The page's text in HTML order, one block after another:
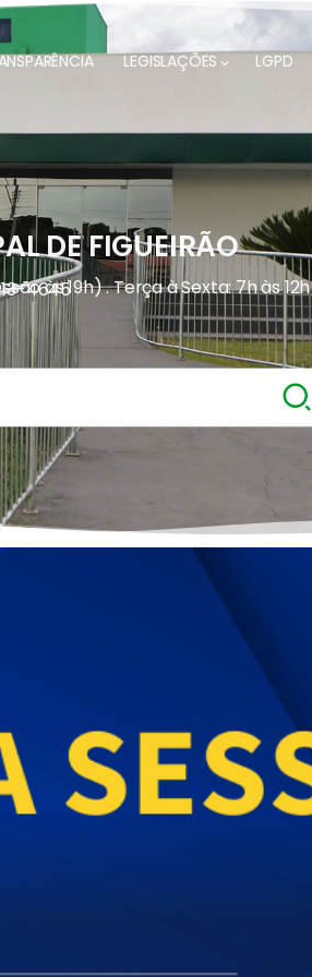
LEGISLAÇÕES LGPD
DE FIGUEIRÃO
às 19h) . Terça à Sexta: 7h às 12h
4645